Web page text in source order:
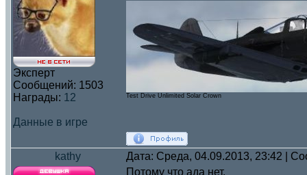
Эксперт
Сообщений: 1503
Награды: 12
Данные в игре
Test Drive Unlimited Solar Crown
kathy
Дата: Среда, 04.09.2013, 23:42 |
Потому что ада нет.